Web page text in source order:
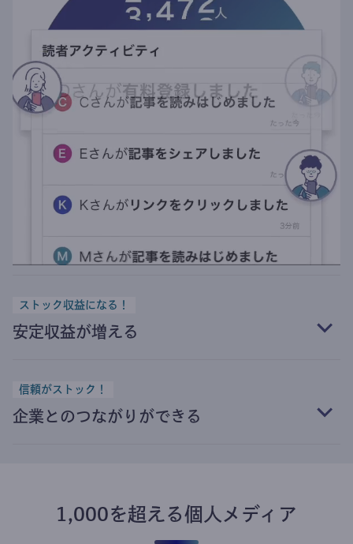
ストック収益になる！
安定収益が増える
信頼がストック！
企業とのつながりができる
1,000を超える個人メディア